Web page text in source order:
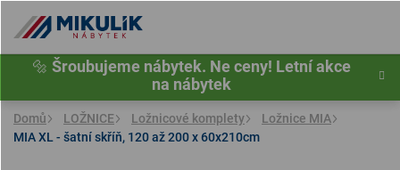
obsah
🔩 Šroubujeme nábytek. Ne ceny! Letní akce
na nábytek
Domů LOŽNICE Ložnicové komplety
Ložnice MIA
MIA XL - šatní skříň, 120 až 200 x 60x210cm